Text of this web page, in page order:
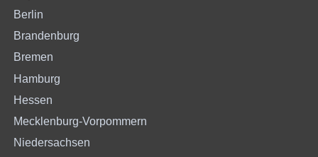
Berlin
Brandenburg
Bremen
Hamburg
Hessen
Mecklenburg-Vorpommern
Niedersachsen